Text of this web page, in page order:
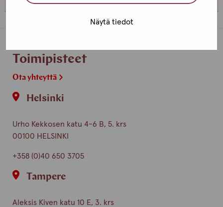
Näytä tiedot
Toimipisteet
Ota yhteyttä
Helsinki
Urho Kekkosen katu 4-6 B, 5. krs
00100 HELSINKI
+358 (0)40 650 3705
Tampere
Aleksis Kiven katu 10 E, 3. krs